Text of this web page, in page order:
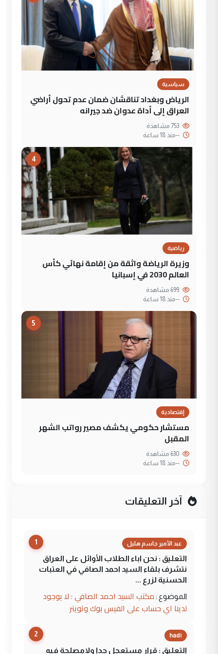
سياسية
الرياض وبغداد تناقشان ضمان عدم تحول أراضي
العراق إلى أداة عدوان ضد جيرانه
--منذ 18 ساعة
4
رياضية
وزيرة الرياضة واثقة من إقامة نهائي كأس
العالم 2030 في إسبانيا
--منذ 18 ساعة
5
إقتصادية
مستشار حكومي يكشف مصير رواتب الشهر
المقبل
--منذ 18 ساعة
آخر التعليقات
1 عبد الأمير جاسم هليل
التعليق : نحن اباء الطلاب الأوائل على العراق
نتشرف بلقاء السيد احمد الصافي في العتبات
الحسنية لزرع ...
الموضوع : مكتب السيد احمد الصافي : لا يوجود
لدينا اي حساب على الفيس بوك وتويتر
2 hadi
التعليق : قرار مستعجل جدا ولامصلحة فيه